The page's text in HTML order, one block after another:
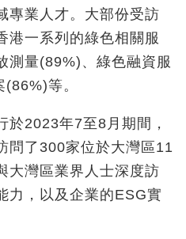
專業人才。大部份受訪
港一系列的綠色相關服
測量(89%) 、綠色融資服
(86%)等。
於2023年7至8 月期間，
問了300家位於大灣區 11
大灣區業界人士深度訪
力，以及企業的ESG實